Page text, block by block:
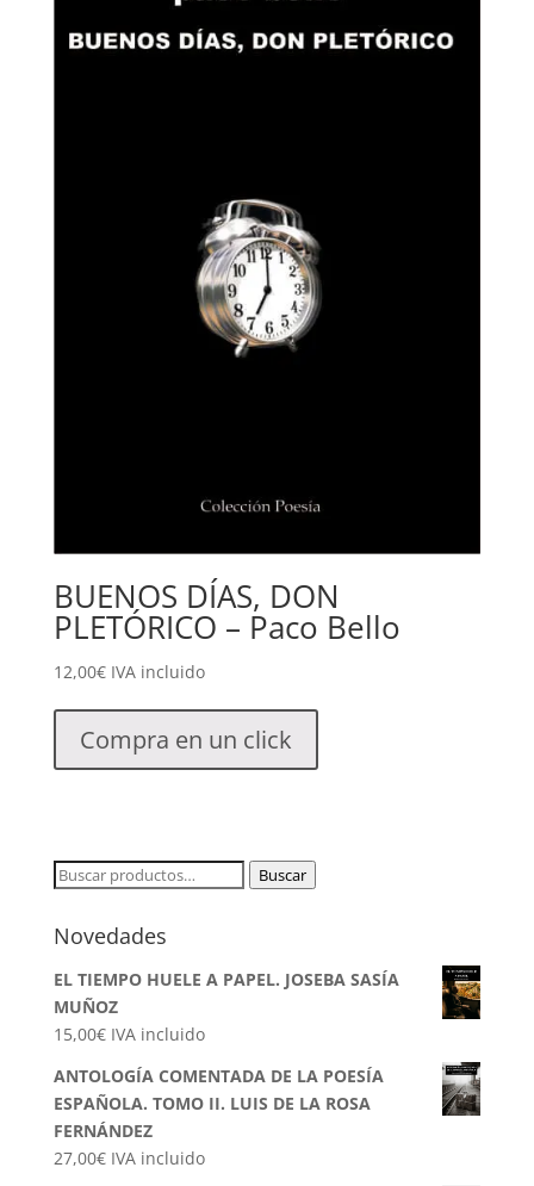
BUENOS DÍAS, DON
PLETÓRICO – Paco Bello
12,00€ IVA incluido
Compra en un click
Buscar
Buscar
Novedades
EL TIEMPO HUELE A PAPEL. JOSEBA SASÍA
MUÑOZ
15,00€ IVA incluido
ANTOLOGÍA COMENTADA DE LA POESÍA
ESPAÑOLA. TOMO II. LUIS DE LA ROSA
FERNÁNDEZ
27,00€ IVA incluido